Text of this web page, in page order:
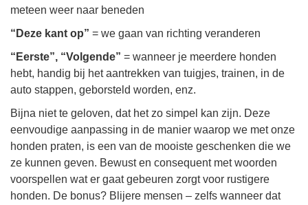
meteen weer naar beneden
“Deze kant op” = we gaan van richting veranderen
“Eerste”, “Volgende” = wanneer je meerdere honden
hebt, handig bij het aantrekken van tuigjes, trainen, in de
auto stappen, geborsteld worden, enz.
Bijna niet te geloven, dat het zo simpel kan zijn. Deze
eenvoudige aanpassing in de manier waarop we met onze
honden praten, is een van de mooiste geschenken die we
ze kunnen geven. Bewust en consequent met woorden
voorspellen wat er gaat gebeuren zorgt voor rustigere
honden. De bonus? Blijere mensen – zelfs wanneer dat